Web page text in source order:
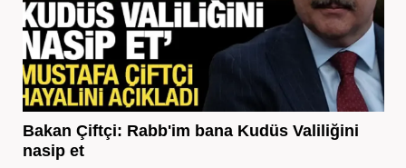
Bakan Çiftçi: Rabb'im bana Kudüs Valiliğini
nasip et